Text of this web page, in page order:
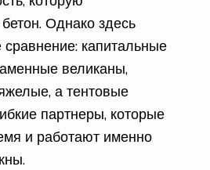
Однако здесь
сравнение: капитальные
великаны,
а тентовые
партнеры, которые
и работают именно